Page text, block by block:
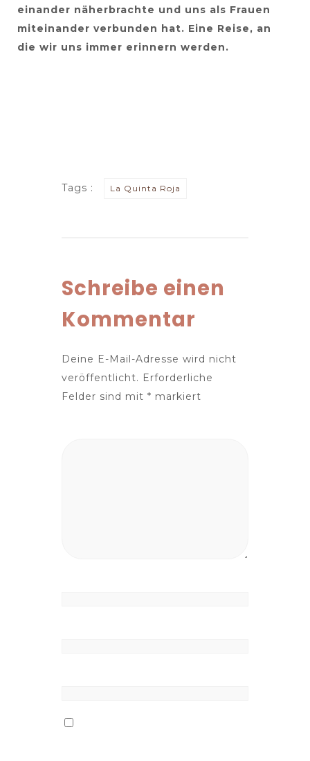
einander näherbrachte und uns als Frauen
miteinander verbunden hat. Eine Reise, an
die wir uns immer erinnern werden.
Tags : La Quinta Roja
Schreibe einen
Kommentar
Deine E-Mail-Adresse wird nicht
veröffentlicht. Erforderliche
Felder sind mit * markiert